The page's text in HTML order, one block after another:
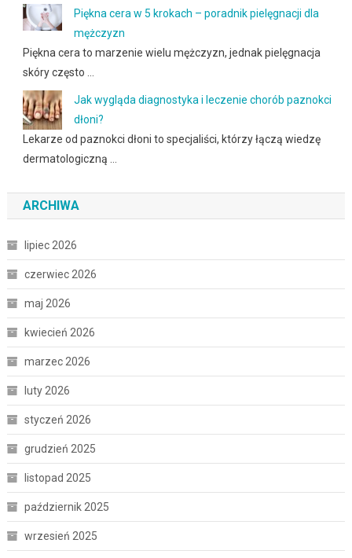
Piękna cera w 5 krokach – poradnik pielęgnacji dla
mężczyzn
Piękna cera to marzenie wielu mężczyzn, jednak pielęgnacja
skóry często …
Jak wygląda diagnostyka i leczenie chorób paznokci
dłoni?
Lekarze od paznokci dłoni to specjaliści, którzy łączą wiedzę
dermatologiczną …
ARCHIWA
lipiec 2026
czerwiec 2026
maj 2026
kwiecień 2026
marzec 2026
luty 2026
styczeń 2026
grudzień 2025
listopad 2025
październik 2025
wrzesień 2025